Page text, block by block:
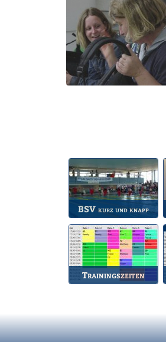
BSV kurz und knapp
Die wichtigsten Infos
zum BSV.
Trainingszeiten